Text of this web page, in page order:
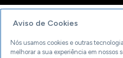
Aviso de Cookies
Nós usamos cookies e outras
melhorar a sua experiência em nossos